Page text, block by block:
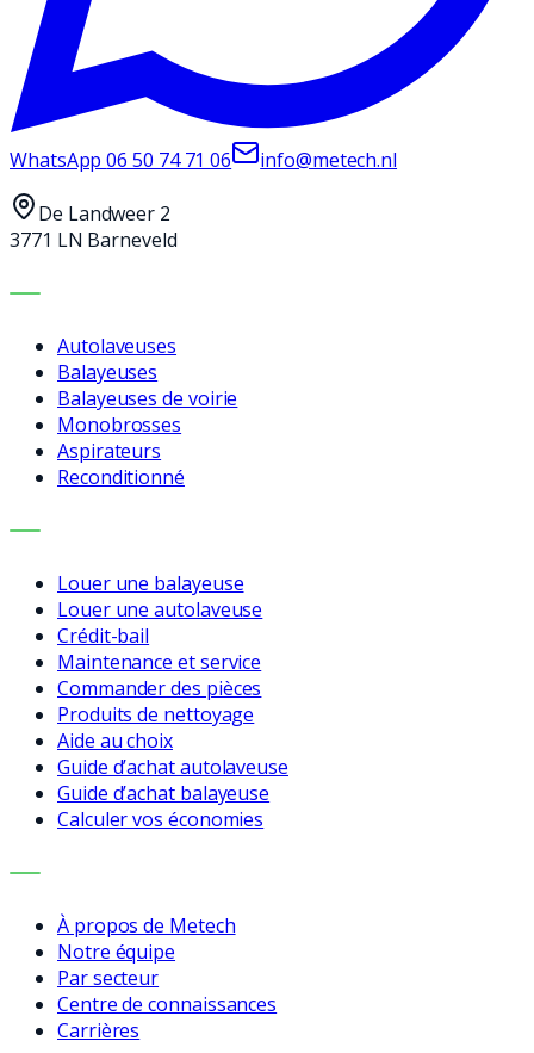
WhatsApp06 50 74 71 06 info@metech.nl
De Landweer 2
3771 LN Barneveld
MACHINES
Autolaveuses
Balayeuses
Balayeuses de voirie
Monobrosses
Aspirateurs
Reconditionné
SERVICES
Louer une balayeuse
Louer une autolaveuse
Crédit-bail
Maintenance et service
Commander des pièces
Produits de nettoyage
Aide au choix
Guide d’achat autolaveuse
Guide d’achat balayeuse
Calculer vos économies
ENTREPRISE
À propos de Metech
Notre équipe
Par secteur
Centre de connaissances
Carrières